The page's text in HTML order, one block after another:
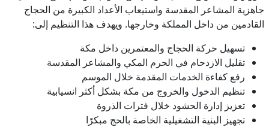
جاهزية المشاعر المقدسة واستيعاب الأعداد الكبيرة من الحجاج
القادمين من داخل المملكة وخارجها. ويهدف هذا التنظيم إلى:
تسهيل حركة الحجاج والمعتمرين داخل مكة
تقليل الازدحام في الحرم المكي والمشاعر المقدسة
رفع كفاءة الخدمات المقدمة خلال الموسم
تنظيم الدخول والخروج من مكة بشكل أكثر انسيابية
تعزيز إدارة الحشود خلال فترات الذروة
تجهيز البنية التشغيلية الخاصة بالحج مبكرًا